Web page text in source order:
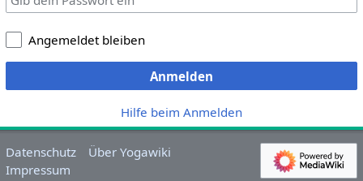
Angemeldet bleiben
Anmelden
Hilfe beim Anmelden
Datenschutz
Über Yogawiki
Impressum